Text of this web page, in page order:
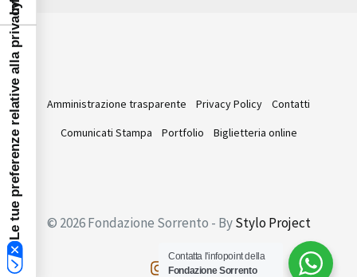
Amministrazione trasparente Privacy Policy
Contatti
Comunicati Stampa
Portfolio Biglietteria online
© 2026 Fondazione Sorrento - ByStylo Project
Contatta l'infopoint della
Fondazione Sorrento
Le tue preferenze relative alla privacy